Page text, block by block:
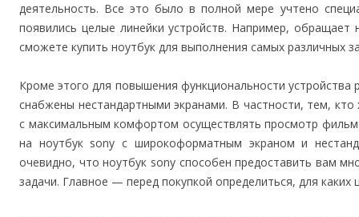
деятельность. Все это было в полной мере учтено
появились целые линейки устройств. Например,
сможете купить ноутбук для выполнения самых различных
Кроме этого для повышения функциональности
снабжены нестандартными экранами. В частности, тем,
с максимальным комфортом осуществлять просмотр
на ноутбук sony с широкоформатным экраном и
очевидно, что ноутбук sony способен предоставить вам
задачи. Главное — перед покупкой определиться, для каких